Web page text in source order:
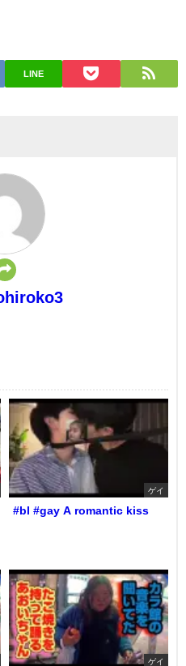
LINE
ゲイ
#bl #gay A romantic kiss
ゲイ